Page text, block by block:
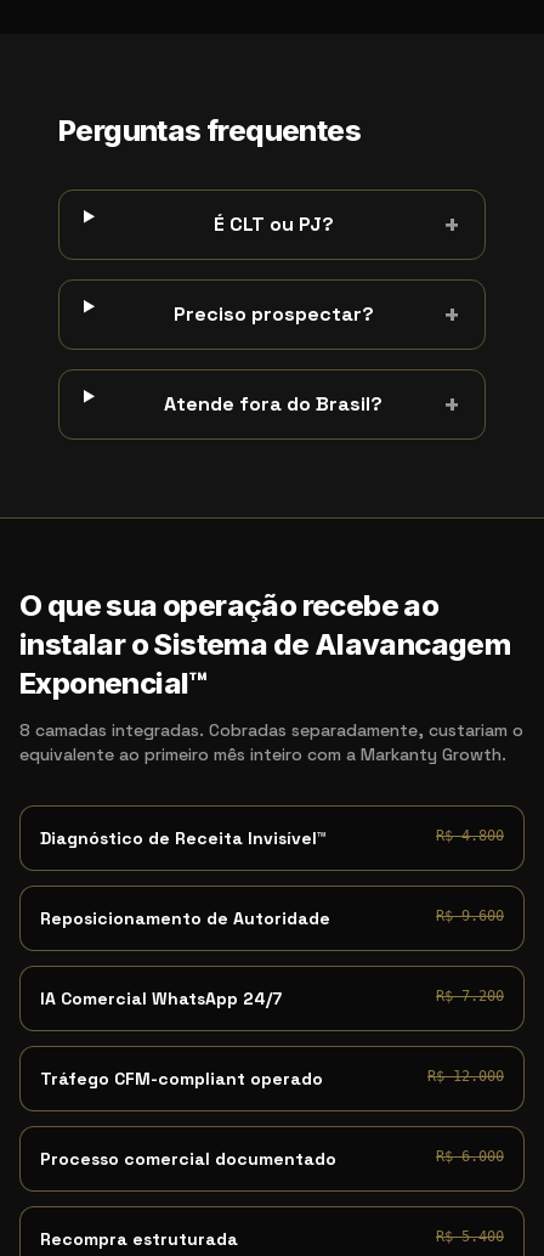
Perguntas frequentes
É CLT ou PJ? +
Preciso prospectar? +
Atende fora do Brasil? +
O que sua operação recebe ao
instalar o Sistema de Alavancagem
Exponencial™
8 camadas integradas. Cobradas separadamente, custariam o
equivalente ao primeiro mês inteiro com a Markanty Growth.
Diagnóstico de Receita Invisível™ R$ 4.800
Reposicionamento de Autoridade R$ 9.600
IA Comercial WhatsApp 24/7 R$ 7.200
Tráfego CFM-compliant operado R$ 12.000
Processo comercial documentado R$ 6.000
Recompra estruturada R$ 5.400